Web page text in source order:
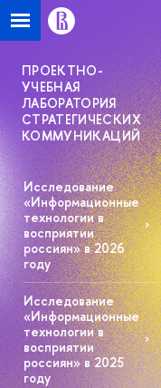
ПРОЕКТНО-
УЧЕБНАЯ
ЛАБОРАТОРИЯ
СТРАТЕГИЧЕСКИХ
КОММУНИКАЦИЙ
Исследование
«Информационные
технологии в
восприятии
россиян» в 2026
году
Исследование
«Информационные
технологии в
восприятии
россиян» в 2025
году